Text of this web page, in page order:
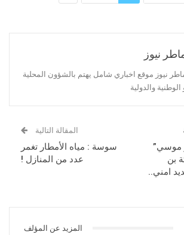
نيوز
نيوز موقع اخباري شامل يهتم بالشؤون المحلية
الوطنية والدولية
موسي”
بن
امني..
المقالة التالية
سوسة : مياه الأمطار تغمر
عدد من المنازل !
المزيد عن المؤلف